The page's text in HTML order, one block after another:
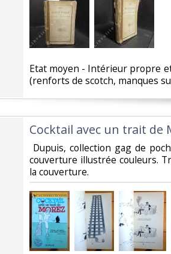
‎Etat moyen - Intérieur propre
(renforts de scotch, manques
‎Cocktail avec un trait de
Dupuis, collection gag de
couverture illustrée couleurs.
la couverture. ‎